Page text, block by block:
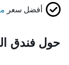
أفضل سعر
حول فندق